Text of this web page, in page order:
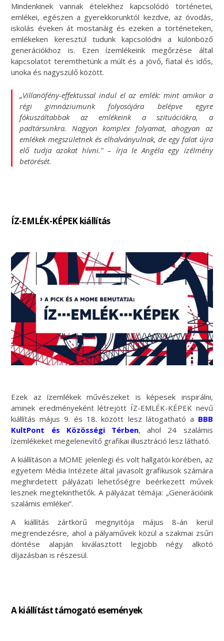
Mindenkinek vannak ételekhez kapcsolódó történetei,
emlékei, egészen a gyerekkorunktól kezdve, az óvodás,
iskolás éveken át mostanáig és ezeken a történeteken,
emlékeken keresztül tudunk kapcsolódni a különböző
generációkhoz is. Ezen ízemlékeink megőrzése által
kapcsolatot teremthetünk a múlt és a jövő, fiatal és idős,
unoka és nagyszülő között.
„Villanófény-effektussal indul el az emlék: mint amikor a
régi gimnáziumunk folyosójára belépve egyre
fókuszáltabbak az emlékeink a szituációkra, a
padtársunkra. Nagyon komplex folyamat, ahogyan az
emlékek megszületnek és elhalványulnak, de egy falat újra
elő tudja azokat hívni.” – írja le Angéla egy ízélmény
betörését.
ÍZ-EMLÉK-KÉPEK kiállítás
Ezek az ízemlékek művészeket is képesek inspirálni,
aminek eredményeként létrejött ÍZ-EMLÉK-KÉPEK nevű
kiállítás május 9. és 18. között lesz látogatható a BBB
KultPont és Közösségi Térben, ahol 24 szalámis
ízemlékeket megelenevítő grafikai illusztráció lesz látható.
A kiállításon a MOME jelenlegi és volt hallgatói körében, az
egyetem Média Intézete által javasolt grafikusok számára
meghirdetett pályázati lehetőségre beérkezett művek
lesznek megtekinthetők. A pályázat témája: „Generációink
szalámis emlékei”.
A kiállítás zártkörű megnyitója május 8-án kerül
megrendezésre, ahol a pályaművek közül a szakmai zsűri
döntése alapján kiválasztott legjobb négy alkotó
díjazásban is részesül.
A kiállítást támogató események